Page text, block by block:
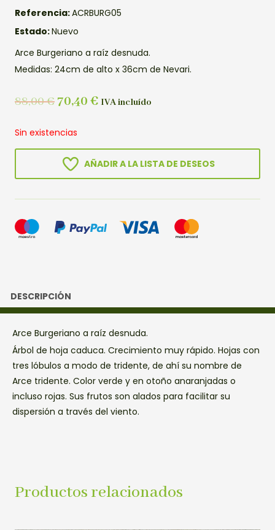
Referencia:ACRBURG05
Estado:Nuevo
Arce Burgeriano a raíz desnuda.
Medidas: 24cm de alto x 36cm de Nevari.
88,00€ 70,40 € IVA incluído
Sin existencias
AÑADIR A LA LISTA DE DESEOS
DESCRIPCIÓN
Arce Burgeriano a raíz desnuda.
Árbol de hoja caduca. Crecimiento muy rápido. Hojas con
tres lóbulos a modo de tridente, de ahí su nombre de
Arce tridente. Color verde y en otoño anaranjadas o
incluso rojas. Sus frutos son alados para facilitar su
dispersión a través del viento.
Productos relacionados